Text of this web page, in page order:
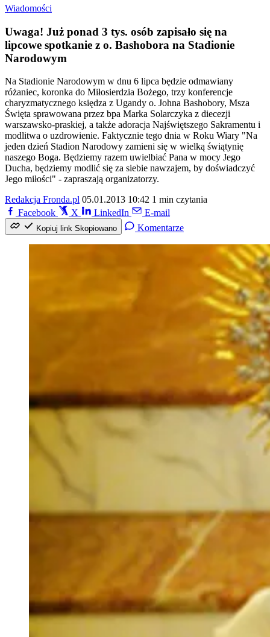
Wiadomości
Uwaga! Już ponad 3 tys. osób zapisało się na
lipcowe spotkanie z o. Bashobora na Stadionie
Narodowym
Na Stadionie Narodowym w dnu 6 lipca będzie odmawiany
różaniec, koronka do Miłosierdzia Bożego, trzy konferencje
charyzmatycznego księdza z Ugandy o. Johna Bashobory, Msza
Święta sprawowana przez bpa Marka Solarczyka z diecezji
warszawsko-praskiej, a także adoracja Najświętszego Sakramentu i
modlitwa o uzdrowienie. Faktycznie tego dnia w Roku Wiary "Na
jeden dzień Stadion Narodowy zamieni się w wielką świątynię
naszego Boga. Będziemy razem uwielbiać Pana w mocy Jego
Ducha, będziemy modlić się za siebie nawzajem, by doświadczyć
Jego miłości" - zapraszają organizatorzy.
Redakcja Fronda.pl 05.01.2013 10:42 1 min czytania
Facebook
X LinkedIn E-mail
Kopiuj link Skopiowano Komentarze